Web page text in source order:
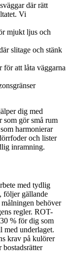
där rätt
Vi
mjukt ljus och
slitage och stänk
att låta väggarna
dig med
som gör små rum
harmonierar
och lister
inramning.
med tydlig
följer gällande
behöver
regler. ROT-
% för dig som
med underlaget.
krav på kulörer